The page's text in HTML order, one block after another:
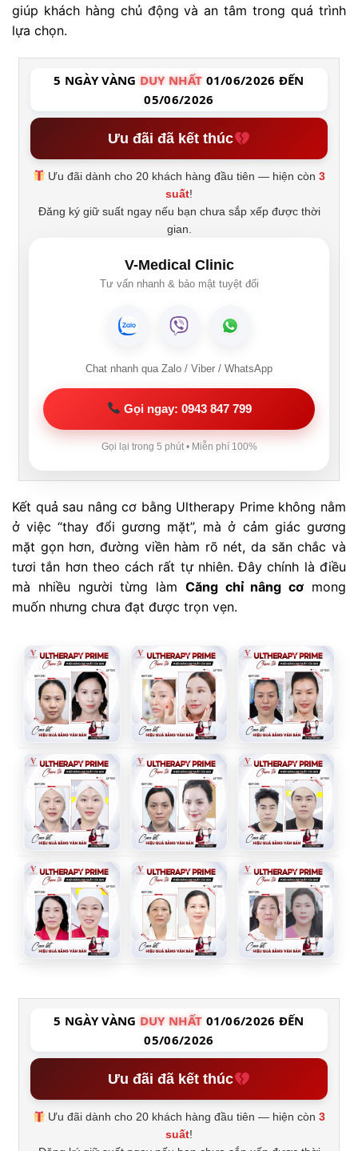
giúp khách hàng chủ động và an tâm trong quá trình
lựa chọn.
5 NGÀY VÀNG DUY NHẤT 01/06/2026 ĐẾN
05/06/2026
Ưu đãi đã kết thúc
Ưu đãi dành cho 20 khách hàng đầu tiên — hiện còn3
suất!
Đăng ký giữ suất ngay nếu bạn chưa sắp xếp được thời
gian.
V-Medical Clinic
Tư vấn nhanh & bảo mật tuyệt đối
Chat nhanh qua Zalo / Viber / WhatsApp
Gọi ngay: 0943 847 799
Gọi lại trong 5 phút • Miễn phí 100%
Kết quả sau nâng cơ bằng Ultherapy Prime không nằm
ở việc “thay đổi gương mặt”, mà ở cảm giác gương
mặt gọn hơn, đường viền hàm rõ nét, da săn chắc và
tươi tắn hơn theo cách rất tự nhiên. Đây chính là điều
mà nhiều người từng làm Căng chỉ nâng cơ mong
muốn nhưng chưa đạt được trọn vẹn.
5 NGÀY VÀNG DUY NHẤT 01/06/2026 ĐẾN
05/06/2026
Ưu đãi đã kết thúc
Ưu đãi dành cho 20 khách hàng đầu tiên — hiện còn3
suất!